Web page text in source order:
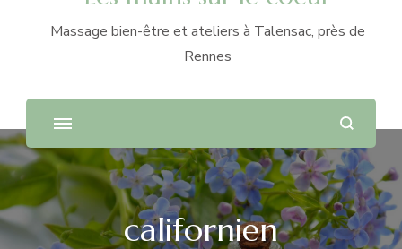
Massage bien-être et ateliers à Talensac, près de
Rennes
californien